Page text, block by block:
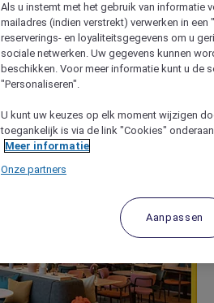
Als u instemt met het gebruik van informatie
mailadres (indien verstrekt) verwerken in
reserverings- en loyaliteitsgegevens om u
sociale netwerken. Uw gegevens kunnen
beschikken. Voor meer informatie kunt u de
"Personaliseren".
U kunt uw keuzes op elk moment wijzigen
toegankelijk is via de link "Cookies"
Meer informatie
Onze partners
Aanpassen